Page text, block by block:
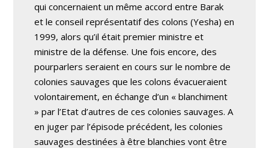
qui concernaient un même accord entre Barak
et le conseil représentatif des colons (Yesha) en
1999, alors qu’il était premier ministre et
ministre de la défense. Une fois encore, des
pourparlers seraient en cours sur le nombre de
colonies sauvages que les colons évacueraient
volontairement, en échange d’un « blanchiment
» par l’Etat d’autres de ces colonies sauvages. A
en juger par l’épisode précédent, les colonies
sauvages destinées à être blanchies vont être